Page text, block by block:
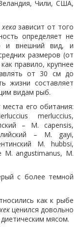
Чили, США,
хеказависит от того
определяет не
и внешний вид, и
размеров (от
правило, крупнее
от 30 см до
жизни составляет
видам рыб.
места его обитания:
merluccius,
– M. capensis,
– M. gayi,
M. hubbsi,
M. angustimanus, M.
с более темной
как к рыбе
ценился довольно
мясом.